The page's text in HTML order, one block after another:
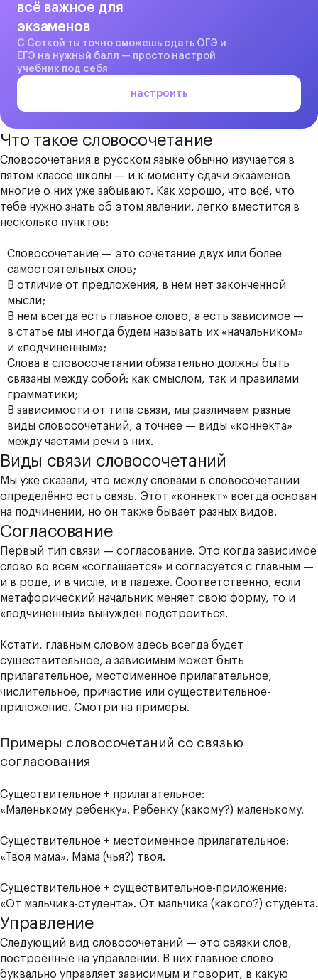
всё важное для
экзаменов
С Соткой ты точно сможешь сдать ОГЭ и
ЕГЭ на нужный балл — просто настрой
учебник под себя
настроить
Что такое словосочетание
Словосочетания в русском языке обычно изучается в
пятом классе школы — и к моменту сдачи экзаменов
многие о них уже забывают. Как хорошо, что всё, что
тебе нужно знать об этом явлении, легко вместится в
несколько пунктов:
Словосочетание — это сочетание двух или более
самостоятельных слов;
В отличие от предложения, в нем нет законченной
мысли;
В нем всегда есть главное слово, а есть зависимое —
в статье мы иногда будем называть их «начальником»
и «подчиненным»;
Слова в словосочетании обязательно должны быть
связаны между собой: как смыслом, так и правилами
грамматики;
В зависимости от типа связи, мы различаем разные
виды словосочетаний, а точнее — виды «коннекта»
между частями речи в них.
Виды связи словосочетаний
Мы уже сказали, что между словами в словосочетании
определённо есть связь. Этот «коннект» всегда основан
на подчинении, но он также бывает разных видов.
Согласование
Первый тип связи — согласование. Это когда зависимое
слово во всем «соглашается» и согласуется с главным —
и в роде, и в числе, и в падеже. Соответственно, если
метафорический начальник меняет свою форму, то и
«подчиненный» вынужден подстроиться.
Кстати, главным словом здесь всегда будет
существительное, а зависимым может быть
прилагательное, местоименное прилагательное,
числительное, причастие или существительное-
приложение. Смотри на примеры.
Примеры словосочетаний со связью
согласования
Существительное + прилагательное:
«Маленькому ребенку». Ребенку (какому?) маленькому.
Существительное + местоименное прилагательное:
«Твоя мама». Мама (чья?) твоя.
Существительное + существительное-приложение:
«От мальчика-студента». От мальчика (какого?) студента.
Управление
Следующий вид словосочетаний — это связки слов,
построенные на управлении. В них главное слово
буквально управляет зависимым и говорит, в какую